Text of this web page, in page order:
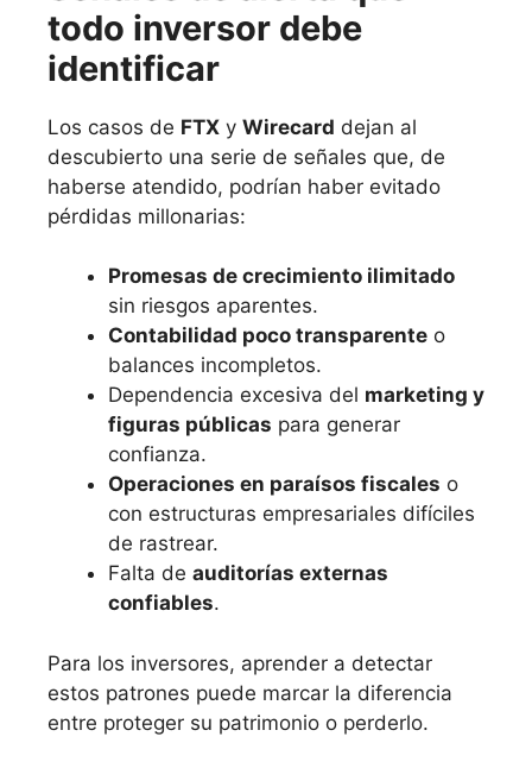
todo inversor debe
identificar
Los casos de FTX y Wirecard dejan al
descubierto una serie de señales que, de
haberse atendido, podrían haber evitado
pérdidas millonarias:
Promesas de crecimiento ilimitado
sin riesgos aparentes.
Contabilidad poco transparente o
balances incompletos.
Dependencia excesiva del marketing y
figuras públicas para generar
confianza.
Operaciones en paraísos fiscales o
con estructuras empresariales difíciles
de rastrear.
Falta de auditorías externas
confiables.
Para los inversores, aprender a detectar
estos patrones puede marcar la diferencia
entre proteger su patrimonio o perderlo.